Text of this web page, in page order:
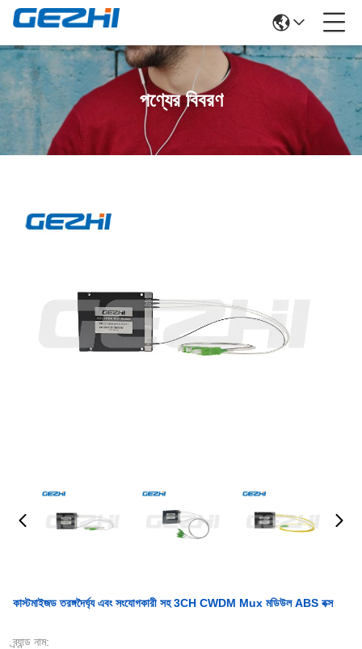
পণ্যের বিবরণ
কাস্টমাইজড তরঙ্গদৈর্ঘ্য এবং সংযোগকারী সহ 3CH CWDM Mux মডিউল ABS বক্স
ব্র্যান্ড নাম: